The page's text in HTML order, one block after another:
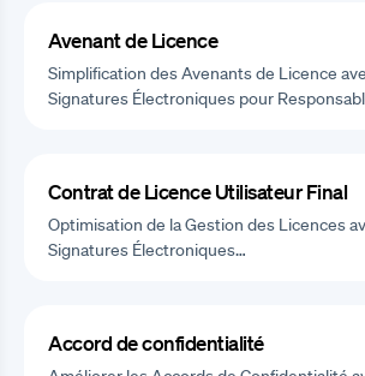
Avenant de Licence
Simplification des Avenants de Licence
Signatures Électroniques pour
Contrat de Licence Utilisateur Final
Optimisation de la Gestion des Licences
Signatures Électroniques…
Accord de confidentialité